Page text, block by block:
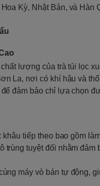
Kỳ, Nhật Bản, và Hàn
lượng của trà túi lọc
La, nơi có khí hậu và
đảm bảo chỉ lựa chọn
tiếp theo bao gồm
tuyệt đối nhằm
máy vò bán tự động,